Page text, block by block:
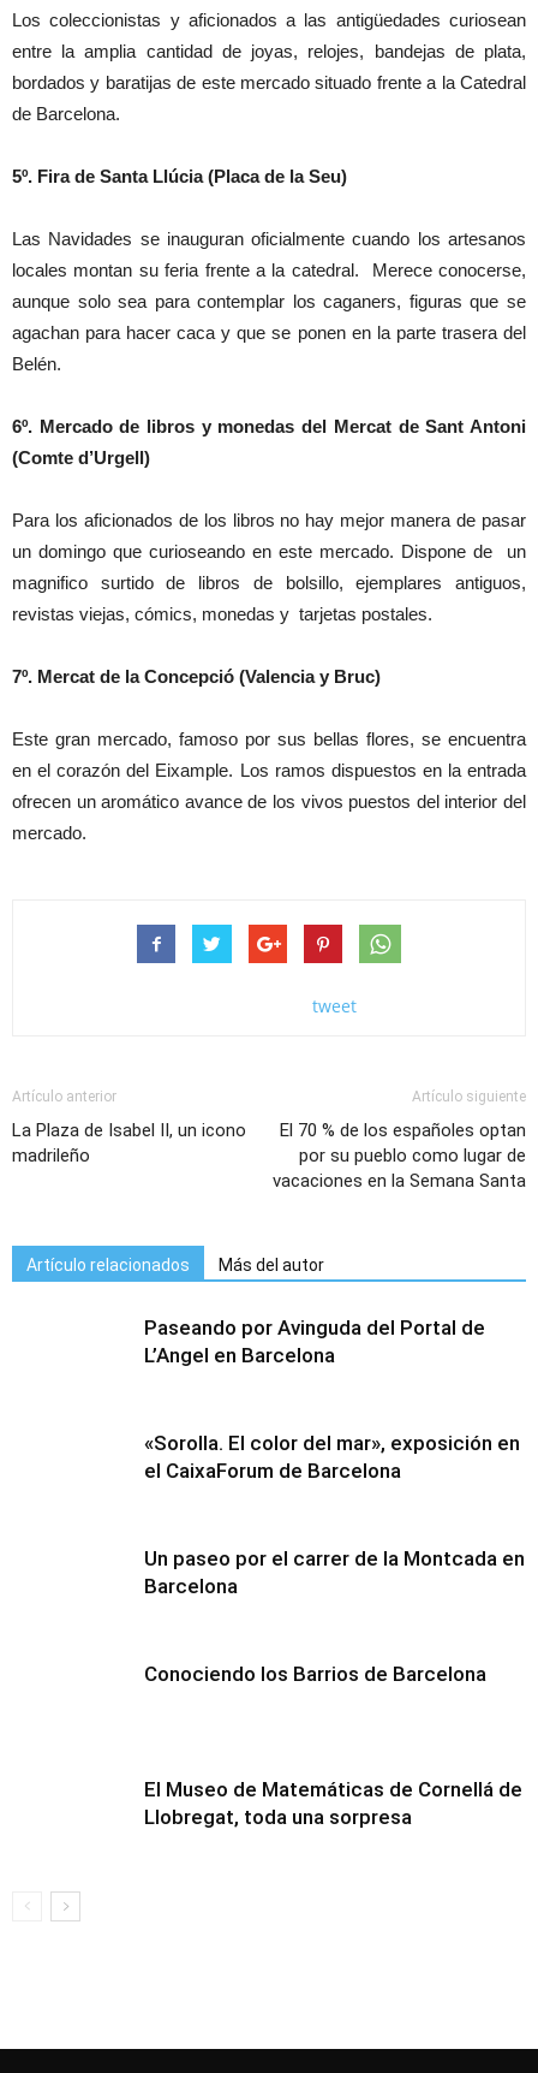
Los coleccionistas y aficionados a las antigüedades curiosean
entre la amplia cantidad de joyas, relojes, bandejas de plata,
bordados y baratijas de este mercado situado frente a la Catedral
de Barcelona.
5º. Fira de Santa Llúcia (Placa de la Seu)
Las Navidades se inauguran oficialmente cuando los artesanos
locales montan su feria frente a la catedral. Merece conocerse,
aunque solo sea para contemplar los caganers, figuras que se
agachan para hacer caca y que se ponen en la parte trasera del
Belén.
6º. Mercado de libros y monedas del Mercat de Sant Antoni
(Comte d’Urgell)
Para los aficionados de los libros no hay mejor manera de pasar
un domingo que curioseando en este mercado. Dispone de un
magnifico surtido de libros de bolsillo, ejemplares antiguos,
revistas viejas, cómics, monedas y tarjetas postales.
7º. Mercat de la Concepció (Valencia y Bruc)
Este gran mercado, famoso por sus bellas flores, se encuentra
en el corazón del Eixample. Los ramos dispuestos en la entrada
ofrecen un aromático avance de los vivos puestos del interior del
mercado.
tweet
Artículo anterior
La Plaza de Isabel II, un icono
madrileño
Artículo siguiente
El 70 % de los españoles optan
por su pueblo como lugar de
vacaciones en la Semana Santa
Artículo relacionados Más del autor
Paseando por Avinguda del Portal de
L’Angel en Barcelona
«Sorolla. El color del mar», exposición en
el CaixaForum de Barcelona
Un paseo por el carrer de la Montcada en
Barcelona
Conociendo los Barrios de Barcelona
El Museo de Matemáticas de Cornellá de
Llobregat, toda una sorpresa